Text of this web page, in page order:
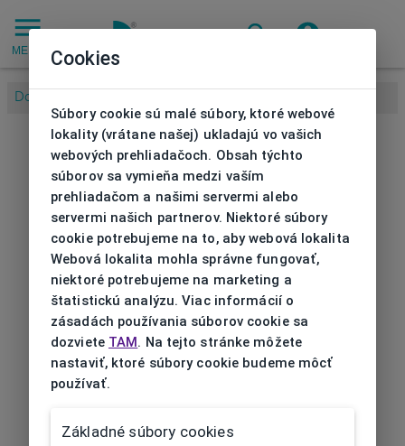
MENU
Domov
Cookies
Súbory cookie sú malé súbory, ktoré webové
lokality (vrátane našej) ukladajú vo vašich
webových prehliadačoch. Obsah týchto
súborov sa vymieňa medzi vaším
prehliadačom a našimi servermi alebo
servermi našich partnerov. Niektoré súbory
cookie potrebujeme na to, aby webová lokalita
Webová lokalita mohla správne fungovať,
niektoré potrebujeme na marketing a
štatistickú analýzu. Viac informácií o
zásadách používania súborov cookie sa
dozviete TAM. Na tejto stránke môžete
nastaviť, ktoré súbory cookie budeme môcť
používať.
Základné súbory cookies